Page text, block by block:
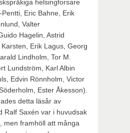
helsingforsare
Eric Bahne, Erik
Valter
Hagelin, Astrid
Erik Lagus, Georg
Lindholm, Tor M.
Lundström, Karl Albin
Edvin Rönnholm, Victor
Ester Åkesson).
detta läsår av
Ralf Saxén var i huvudsak
men framhöll att många